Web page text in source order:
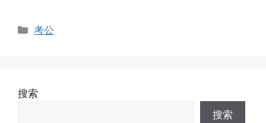
分
考公
搜索
搜索